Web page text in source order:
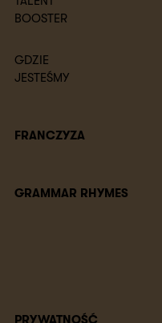
BOOSTER
GDZIE
JESTEŚMY
FRANCZYZA
GRAMMAR RHYMES
PRYWATNOŚĆ